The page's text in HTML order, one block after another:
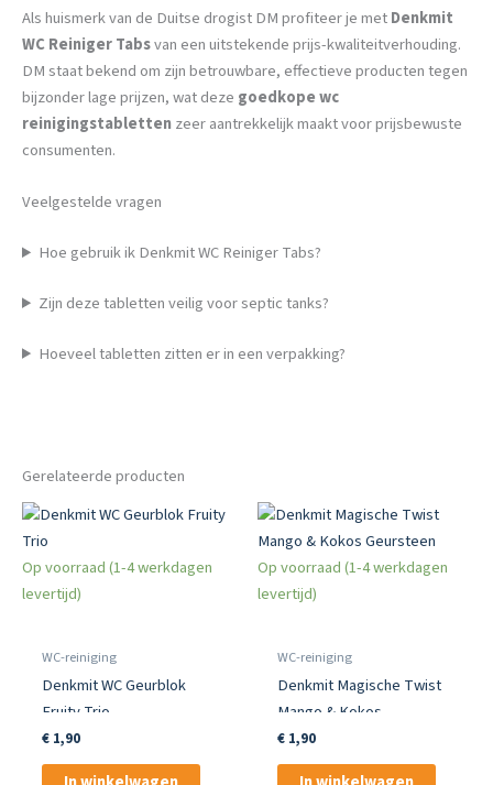
Als huismerk van de Duitse drogist DM profiteer je metDenkmit
WC Reiniger Tabsvan een uitstekende prijs-kwaliteitverhouding.
DM staat bekend om zijn betrouwbare, effectieve producten tegen
bijzonder lage prijzen, wat deze goedkope wc
reinigingstablettenzeer aantrekkelijk maakt voor prijsbewuste
consumenten.
Veelgestelde vragen
Hoe gebruik ik Denkmit WC Reiniger Tabs?
Zijn deze tabletten veilig voor septic tanks?
Hoeveel tabletten zitten er in een verpakking?
Gerelateerde producten
Op voorraad (1-4 werkdagen
levertijd)
WC-reiniging
Denkmit WC Geurblok
Fruity Trio
€1,90
Op voorraad (1-4 werkdagen
levertijd)
WC-reiniging
Denkmit Magische Twist
Mango & Kokos
Geursteen
€1,90